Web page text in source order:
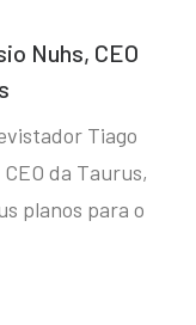
Nuhs, CEO
Tiago
da Taurus,
planos para o